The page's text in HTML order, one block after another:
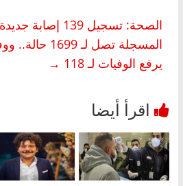
الصحة: تسجيل 139
يرفع الوفيات لـ 118
→